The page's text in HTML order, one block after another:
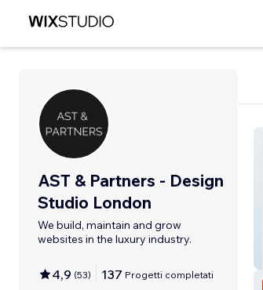
AST & Partners - Design
Studio London
We build, maintain and grow
websites in the luxury industry.
4,9 (53) 137 Progetti completati